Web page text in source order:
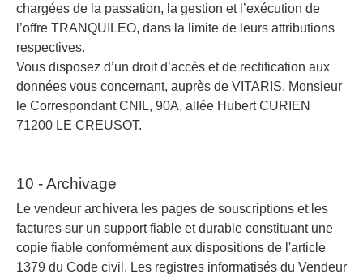
chargées de la passation, la gestion et l’exécution de
l’offre TRANQUILEO, dans la limite de leurs attributions
respectives.
Vous disposez d’un droit d’accès et de rectification aux
données vous concernant, auprès de VITARIS, Monsieur
le Correspondant CNIL, 90A, allée Hubert CURIEN
71200 LE CREUSOT.
10 - Archivage
Le vendeur archivera les pages de souscriptions et les
factures sur un support fiable et durable constituant une
copie fiable conformément aux dispositions de l'article
1379 du Code civil. Les registres informatisés du Vendeur